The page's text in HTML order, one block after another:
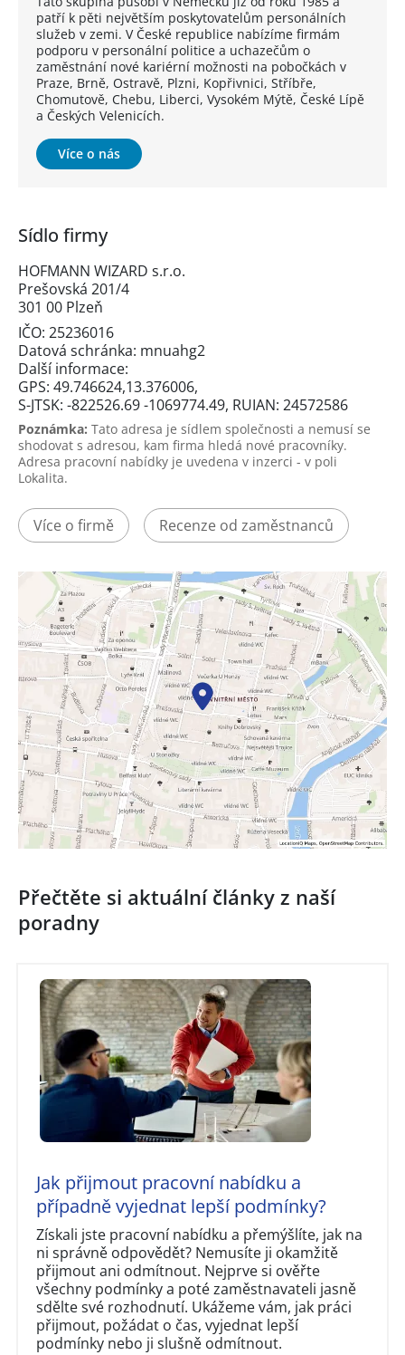
patří k pěti největším poskytovatelům personálních
služeb v zemi. V České republice nabízíme firmám
podporu v personální politice a uchazečům o
zaměstnání nové kariérní možnosti na pobočkách v
Praze, Brně, Ostravě, Plzni, Kopřivnici, Stříbře,
Chomutově, Chebu, Liberci, Vysokém Mýtě, České Lípě
a Českých Velenicích.
Více o nás
Sídlo firmy
HOFMANN WIZARD s.r.o.
Prešovská 201/4
301 00 Plzeň
IČO: 25236016
Datová schránka: mnuahg2
Další informace:
GPS: 49.746624,13.376006,
S-JTSK: -822526.69 -1069774.49, RUIAN: 24572586
Poznámka: Tato adresa je sídlem společnosti a nemusí se
shodovat s adresou, kam firma hledá nové pracovníky.
Adresa pracovní nabídky je uvedena v inzerci - v poli
Lokalita.
Více o firmě Recenze od zaměstnanců
Přečtěte si aktuální články z naší
poradny
Jak přijmout pracovní nabídku a
případně vyjednat lepší podmínky?
Získali jste pracovní nabídku a přemýšlíte, jak na
ni správně odpovědět? Nemusíte ji okamžitě
přijmout ani odmítnout. Nejprve si ověřte
všechny podmínky a poté zaměstnavateli jasně
sdělte své rozhodnutí. Ukážeme vám, jak práci
přijmout, požádat o čas, vyjednat lepší
podmínky nebo ji slušně odmítnout.